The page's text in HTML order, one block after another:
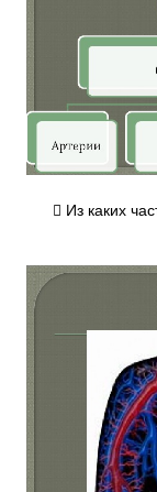
 Из каких